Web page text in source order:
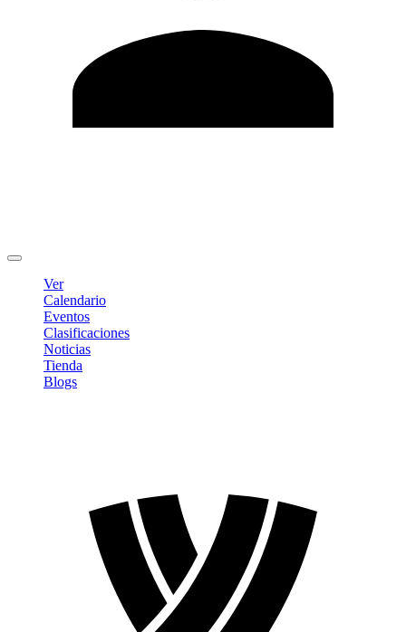
Ver
Calendario
Eventos
Clasificaciones
Noticias
Tienda
Blogs